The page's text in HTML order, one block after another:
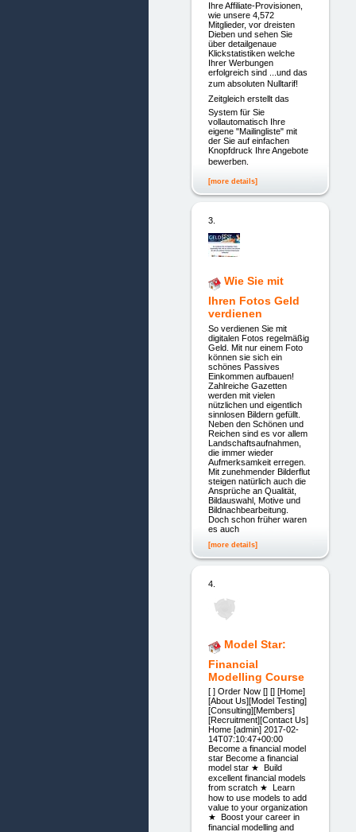
Ihre Affiliate-Provisionen,
wie unsere 4,572
Mitglieder, vor dreisten
Dieben und sehen Sie
über detailgenaue
Klickstatistiken welche
Ihrer Werbungen
erfolgreich sind ...und das
zum absoluten Nulltarif!
Zeitgleich erstellt das
System für Sie
vollautomatisch Ihre
eigene "Mailingliste" mit
der Sie auf einfachen
Knopfdruck Ihre Angebote
bewerben.
[more details]
3.
Wie Sie mit
Ihren Fotos Geld
verdienen
So verdienen Sie mit
digitalen Fotos regelmäßig
Geld. Mit nur einem Foto
können sie sich ein
schönes Passives
Einkommen aufbauen!
Zahlreiche Gazetten
werden mit vielen
nützlichen und eigentlich
sinnlosen Bildern gefüllt.
Neben den Schönen und
Reichen sind es vor allem
Landschaftsaufnahmen,
die immer wieder
Aufmerksamkeit erregen.
Mit zunehmender Bilderflut
steigen natürlich auch die
Ansprüche an Qualität,
Bildauswahl, Motive und
Bildnachbearbeitung.
Doch schon früher waren
es auch
[more details]
4.
Model Star:
Financial
Modelling Course
[ ] Order Now [] [] [Home]
[About Us][Model Testing]
[Consulting][Members]
[Recruitment][Contact Us]
Home [admin] 2017-02-
14T07:10:47+00:00
Become a financial model
star Become a financial
model star ★ Build
excellent financial models
from scratch ★ Learn
how to use models to add
value to your organization
★ Boost your career in
financial modelling and